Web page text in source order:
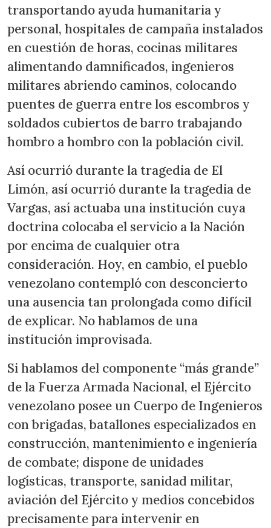
transportando ayuda humanitaria y
personal, hospitales de campaña instalados
en cuestión de horas, cocinas militares
alimentando damnificados, ingenieros
militares abriendo caminos, colocando
puentes de guerra entre los escombros y
soldados cubiertos de barro trabajando
hombro a hombro con la población civil.
Así ocurrió durante la tragedia de El
Limón, así ocurrió durante la tragedia de
Vargas, así actuaba una institución cuya
doctrina colocaba el servicio a la Nación
por encima de cualquier otra
consideración. Hoy, en cambio, el pueblo
venezolano contempló con desconcierto
una ausencia tan prolongada como difícil
de explicar. No hablamos de una
institución improvisada.
Si hablamos del componente “más grande”
de la Fuerza Armada Nacional, el Ejército
venezolano posee un Cuerpo de Ingenieros
con brigadas, batallones especializados en
construcción, mantenimiento e ingeniería
de combate; dispone de unidades
logísticas, transporte, sanidad militar,
aviación del Ejército y medios concebidos
precisamente para intervenir en